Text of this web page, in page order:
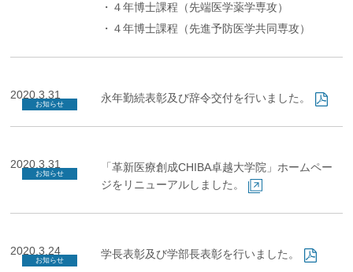
・４年博士課程（先端医学薬学専攻）
・４年博士課程（先進予防医学共同専攻）
2020.3.31
お知らせ 永年勤続表彰及び辞令交付を行いました。
2020.3.31
お知らせ
「革新医療創成CHIBA卓越大学院」ホームペー
ジをリニューアルしました。
2020.3.24
お知らせ 学長表彰及び学部長表彰を行いました。